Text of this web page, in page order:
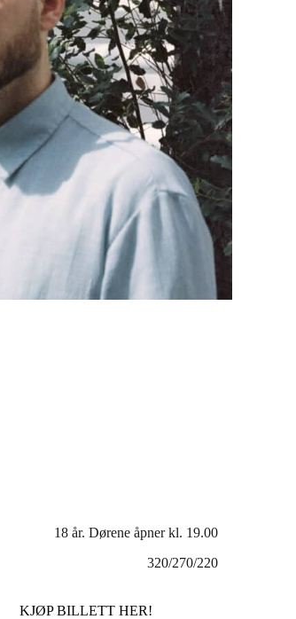
18 år. Dørene åpner kl. 19.00
320/270/220
KJØP BILLETT HER!